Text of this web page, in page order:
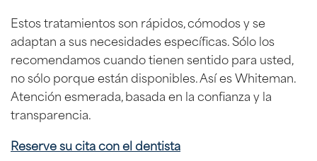
Estos tratamientos son rápidos, cómodos y se
adaptan a sus necesidades específicas. Sólo los
recomendamos cuando tienen sentido para usted,
no sólo porque están disponibles. Así es Whiteman.
Atención esmerada, basada en la confianza y la
transparencia.
Reserve su cita con el dentista